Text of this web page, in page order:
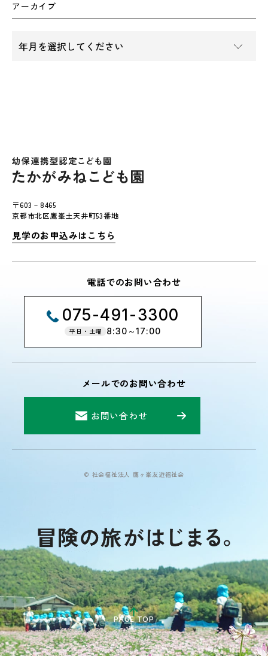
アーカイブ
〒603－8465
京都市北区鷹峯土天井町53番地
見学のお申込みはこちら
電話でのお問い合わせ
075-491-3300
平日・土曜 8:30～17:00
メールでのお問い合わせ
お問い合わせ
© 社会福祉法人 鷹ヶ峯友遊福祉会
PAGE TOP